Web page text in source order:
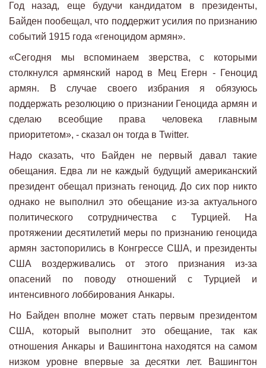
Год назад, еще будучи кандидатом в президенты,
Байден пообещал, что поддержит усилия по признанию
событий 1915 года «геноцидом армян».
«Сегодня мы вспоминаем зверства, с которыми
столкнулся армянский народ в Мец Егерн - Геноцид
армян. В случае своего избрания я обязуюсь
поддержать резолюцию о признании Геноцида армян и
сделаю всеобщие права человека главным
приоритетом», - сказал он тогда в Twitter.
Надо сказать, что Байден не первый давал такие
обещания. Едва ли не каждый будущий американский
президент обещал признать геноцид. До сих пор никто
однако не выполнил это обещание из-за актуального
политического сотрудничества с Турцией. На
протяжении десятилетий меры по признанию геноцида
армян застопорились в Конгрессе США, и президенты
США воздерживались от этого признания из-за
опасений по поводу отношений с Турцией и
интенсивного лоббирования Анкары.
Но Байден вполне может стать первым президентом
США, который выполнит это обещание, так как
отношения Анкары и Вашингтона находятся на самом
низком уровне впервые за десятки лет. Вашингтон